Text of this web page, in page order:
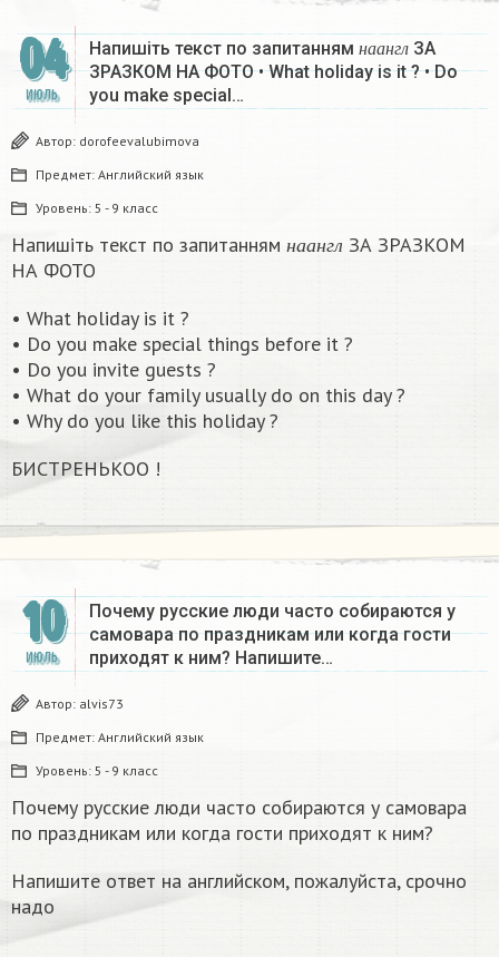
04
ИЮЛЬ
Напишіть текст по запитанням н а а н гл
наангл
ЗА
ЗРАЗКОМ НА ФОТО • What holiday is it ? • Do
you make special…
Автор: dorofeevalubimova
Предмет: Английский язык
Уровень: 5 - 9 класс
Напишіть текст по запитанням н а а н гл
ЗА ЗРАЗКОМ
НА ФОТО
• What holiday is it ?
• Do you make special things before it ?
• Do you invite guests ?
• What do your family usually do on this day ?
• Why do you like this holiday ?​
БИСТРЕНЬКОО !
10
ИЮЛЬ
Почему русские люди часто собираются у
самовара по праздникам или когда гости
приходят к ним? Напишите…
Автор: alvis73
Предмет: Английский язык
Уровень: 5 - 9 класс
Почему русские люди часто собираются у самовара
по праздникам или когда гости приходят к ним?
Напишите ответ на английском, пожалуйста, срочно
надо